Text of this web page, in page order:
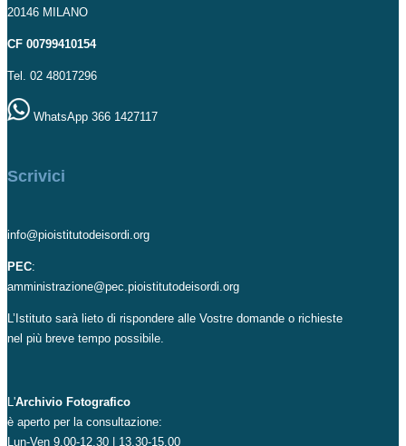
20146 MILANO
CF 00799410154
Tel. 02 48017296
WhatsApp 366 1427117
Scrivici
info@pioistitutodeisordi.org
PEC:
amministrazione@pec.pioistitutodeisordi.org
L’Istituto sarà lieto di rispondere alle Vostre domande o richieste
nel più breve tempo possibile.
L'Archivio Fotografico
è aperto per la consultazione:
Lun-Ven 9.00-12.30 | 13.30-15.00